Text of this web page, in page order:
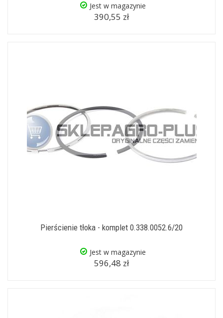
Jest w magazynie
390,55 zł
Pierścienie tłoka - komplet 0.338.0052.6/20
Jest w magazynie
596,48 zł